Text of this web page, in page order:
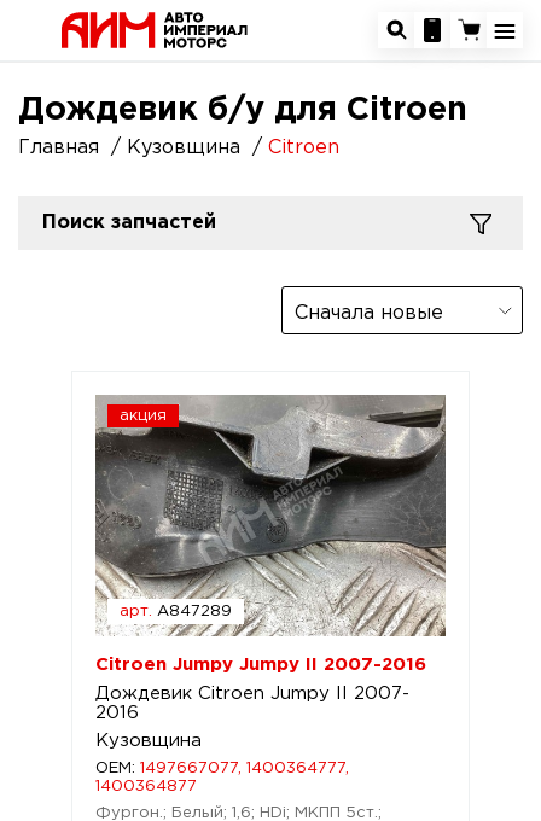
Дождевик б/у для Citroen
Главная Кузовщина Citroen
Поиск запчастей
Сначала новые
акция
арт. A847289
Citroen Jumpy Jumpy II 2007-2016
Дождевик Citroen Jumpy II 2007-
2016
Кузовщина
OEM: 1497667077, 1400364777,
1400364877
Фургон.; Белый; 1,6; HDi; МКПП 5ст.;